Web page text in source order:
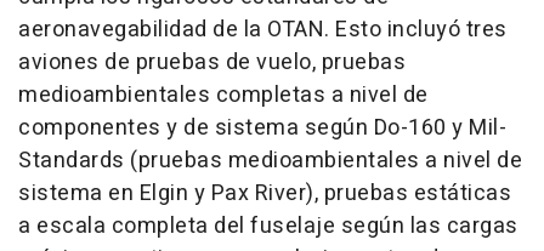
aeronavegabilidad de la OTAN. Esto incluyó tres
aviones de pruebas de vuelo, pruebas
medioambientales completas a nivel de
componentes y de sistema según Do-160 y Mil-
Standards (pruebas medioambientales a nivel de
sistema en Elgin y Pax River), pruebas estáticas
a escala completa del fuselaje según las cargas